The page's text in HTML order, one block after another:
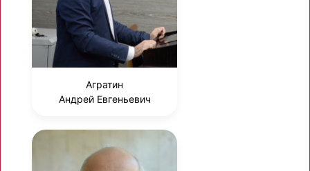
Агратин
Андрей Евгеньевич